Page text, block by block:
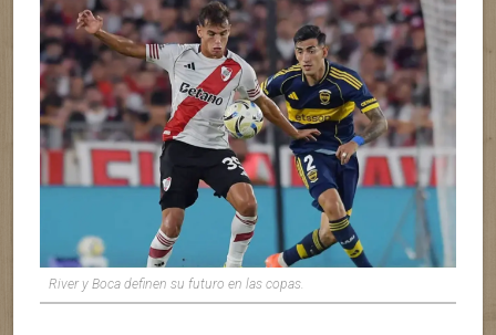
River y Boca definen su futuro en las copas.